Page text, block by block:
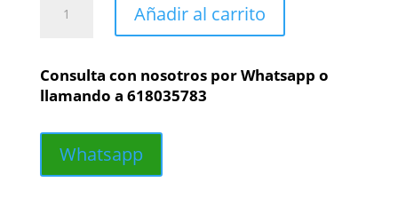
portero
cantidad
Añadir al carrito
Consulta con nosotros por Whatsapp o
llamando a 618035783
Whatsapp